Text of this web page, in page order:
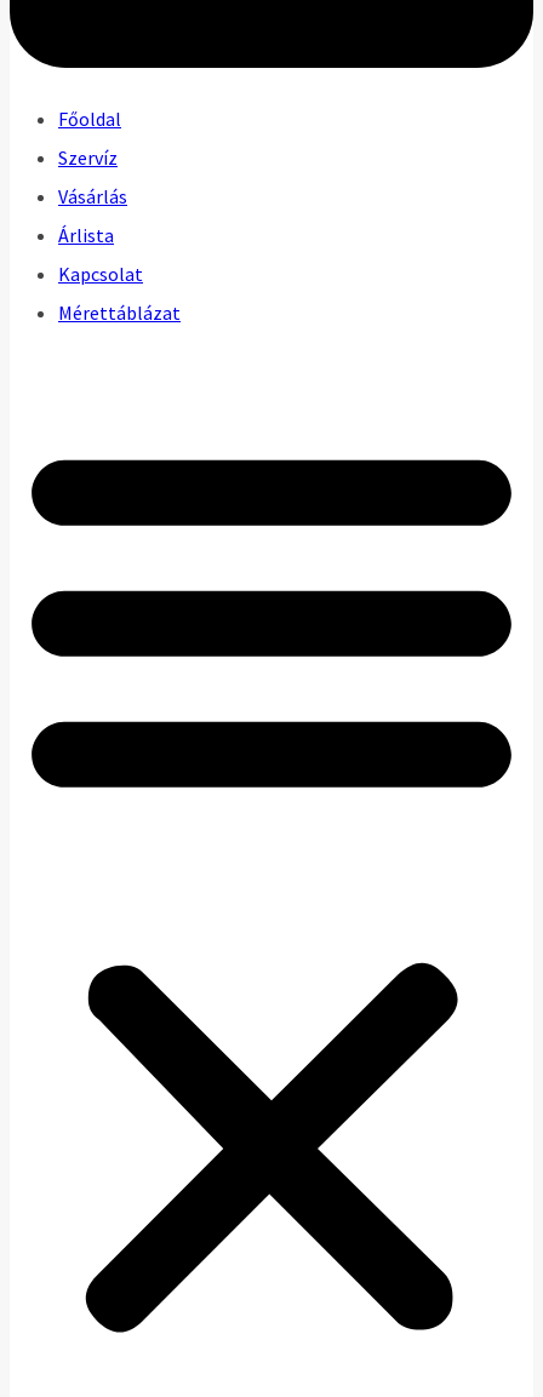
Főoldal
Szervíz
Vásárlás
Árlista
Kapcsolat
Mérettáblázat